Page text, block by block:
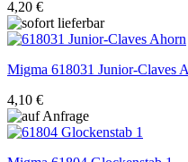
4,20 €
Migma 618031 Junior-Claves
4,10 €